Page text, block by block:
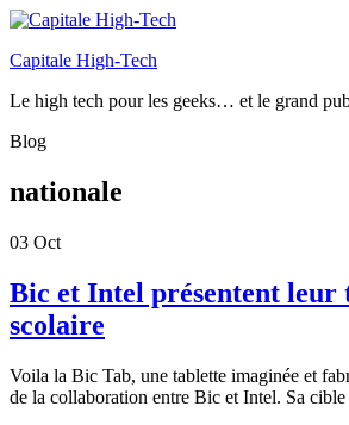
Capitale High-Tech
Le high tech pour les geeks… et le grand
Blog
nationale
03 Oct
Bic et Intel présentent leur
scolaire
Voila la Bic Tab, une tablette imaginée et
de la collaboration entre Bic et Intel. Sa cible